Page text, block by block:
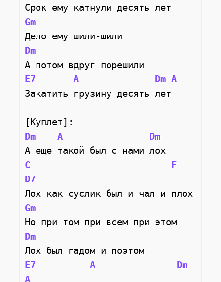
Срок ему катнули десять лет
Gm
Дело ему шили-шили
Dm
А потом вдруг порешили
E7
A Dm A
Закатить грузину десять лет
[Куплет]:
Dm
A
Dm
А еще такой был с нами лох
C
F
D7
Лох как суслик был и чал и плох
Gm
Но при том при всем при этом
Dm
Лох был гадом и поэтом
E7
A
Dm
A